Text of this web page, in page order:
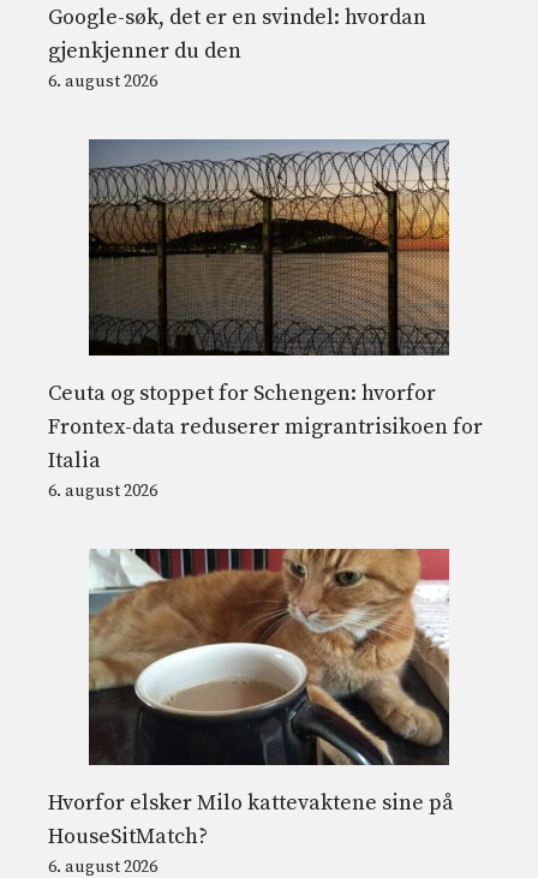
Google-søk, det er en svindel: hvordan
gjenkjenner du den
6. august 2026
Ceuta og stoppet for Schengen: hvorfor
Frontex-data reduserer migrantrisikoen for
Italia
6. august 2026
Hvorfor elsker Milo kattevaktene sine på
HouseSitMatch?
6. august 2026